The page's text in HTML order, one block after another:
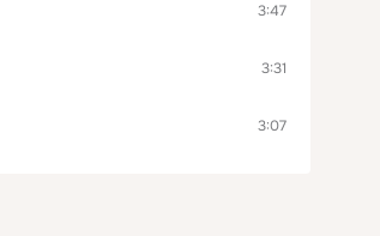
3:47
3:31
3:07